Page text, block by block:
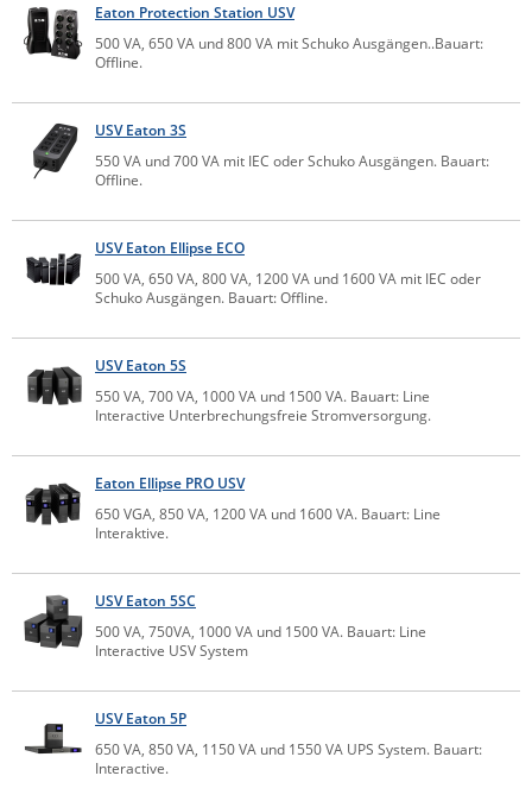
Legrand
LigoWave
Milesight
Moxa
Netio
Panorama Antennas
PatchSee
Power Kingdom
Poynting
Raritan
Riello UPS
Server Technology
Siretta
SIRIO Antenne
Sunbird
Tactical Software
TEKTELIC
Unwired Networks
Vision
Eaton Protection Station USV
500 VA, 650 VA und 800 VA mit Schuko Ausgängen..Bauart:
Offline.
USV Eaton 3S
550 VA und 700 VA mit IEC oder Schuko Ausgängen. Bauart:
Offline.
USV Eaton Ellipse ECO
500 VA, 650 VA, 800 VA, 1200 VA und 1600 VA mit IEC oder
Schuko Ausgängen. Bauart: Offline.
USV Eaton 5S
550 VA, 700 VA, 1000 VA und 1500 VA. Bauart: Line
Interactive Unterbrechungsfreie Stromversorgung.
Eaton Ellipse PRO USV
650 VGA, 850 VA, 1200 VA und 1600 VA. Bauart: Line
Interaktive.
USV Eaton 5SC
500 VA, 750VA, 1000 VA und 1500 VA. Bauart: Line
Interactive USV System
USV Eaton 5P
650 VA, 850 VA, 1150 VA und 1550 VA UPS System. Bauart:
Interactive.